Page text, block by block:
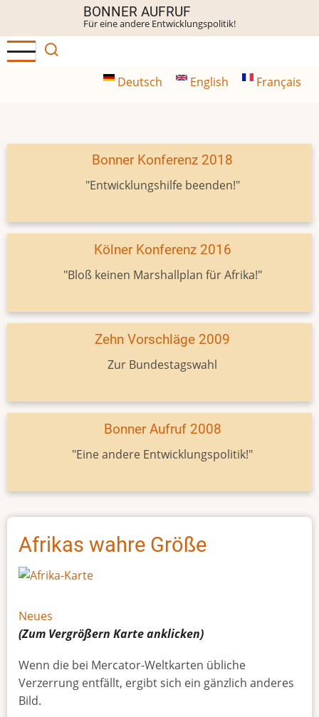
Inhalt
BONNER AUFRUF
Für eine andere Entwicklungspolitik!
Deutsch English Français
Bonner Konferenz 2018
"Entwicklungshilfe beenden!"
Kölner Konferenz 2016
"Bloß keinen Marshallplan für Afrika!"
Zehn Vorschläge 2009
Zur Bundestagswahl
Bonner Aufruf 2008
"Eine andere Entwicklungspolitik!"
Afrikas wahre Größe
Neues
(Zum Vergrößern Karteanklicken)
Wenn die bei Mercator-Weltkarten übliche
Verzerrung entfällt, ergibt sich ein gänzlich anderes
Bild.